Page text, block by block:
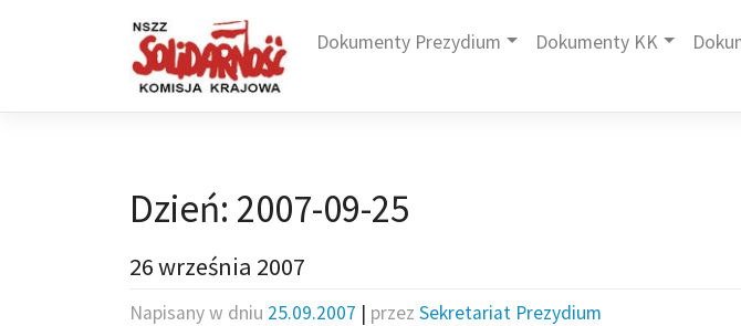
Dokumenty Prezydium Dokumenty KK
Dzień: 2007-09-25
26 września 2007
Napisany w dniu 25.09.2007 | przez Sekretariat Prezydium